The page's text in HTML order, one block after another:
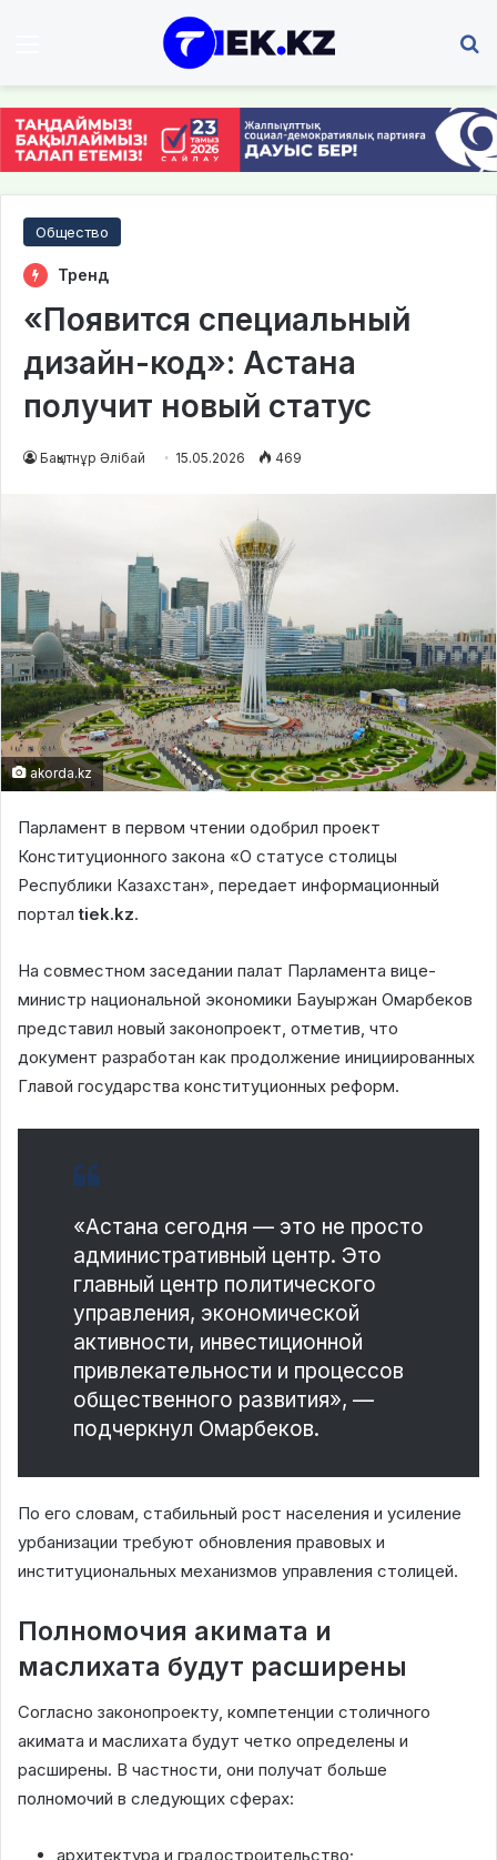
Общество
Тренд
«Появится специальный
дизайн-код»: Астана
получит новый статус
Бақытнұр Әлібай 15.05.2026 469
akorda.kz
Парламент в первом чтении одобрил проект
Конституционного закона «О статусе столицы
Республики Казахстан», передает информационный
порталtiek.kz.
На совместном заседании палат Парламента вице-
министр национальной экономики Бауыржан Омарбеков
представил новый законопроект, отметив, что
документ разработан как продолжение инициированных
Главой государства конституционных реформ.
«Астана сегодня — это не просто
административный центр. Это
главный центр политического
управления, экономической
активности, инвестиционной
привлекательности и процессов
общественного развития», —
подчеркнул Омарбеков.
По его словам, стабильный рост населения и усиление
урбанизации требуют обновления правовых и
институциональных механизмов управления столицей.
Полномочия акимата и
маслихата будут расширены
Согласно законопроекту, компетенции столичного
акимата и маслихата будут четко определены и
расширены. В частности, они получат больше
полномочий в следующих сферах:
архитектура и градостроительство;